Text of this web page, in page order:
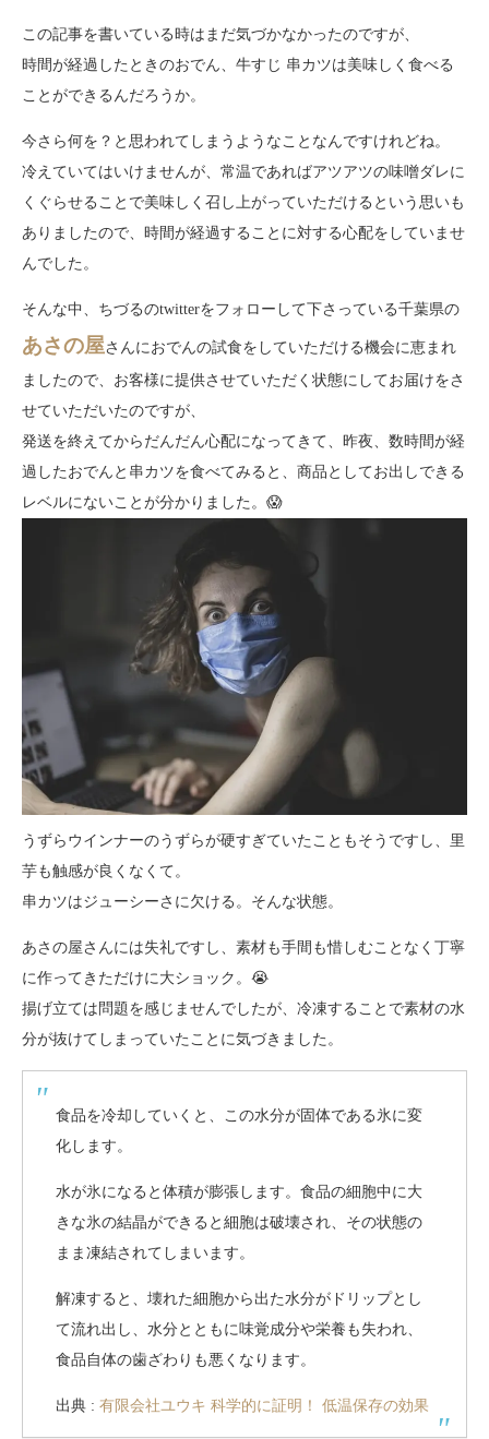
この記事を書いている時はまだ気づかなかったのですが、
時間が経過したときのおでん、牛すじ 串カツは美味しく食べる
ことができるんだろうか。
今さら何を？と思われてしまうようなことなんですけれどね。
冷えていてはいけませんが、常温であればアツアツの味噌ダレに
くぐらせることで美味しく召し上がっていただけるという思いも
ありましたので、時間が経過することに対する心配をしていませ
んでした。
そんな中、ちづるのtwitterをフォローして下さっている千葉県の
あさの屋さんにおでんの試食をしていただける機会に恵まれ
ましたので、お客様に提供させていただく状態にしてお届けをさ
せていただいたのですが、
発送を終えてからだんだん心配になってきて、昨夜、数時間が経
過したおでんと串カツを食べてみると、商品としてお出しできる
レベルにないことが分かりました。😱
うずらウインナーのうずらが硬すぎていたこともそうですし、里
芋も触感が良くなくて。
串カツはジューシーさに欠ける。そんな状態。
あさの屋さんには失礼ですし、素材も手間も惜しむことなく丁寧
に作ってきただけに大ショック。😭
揚げ立ては問題を感じませんでしたが、冷凍することで素材の水
分が抜けてしまっていたことに気づきました。
食品を冷却していくと、この水分が固体である氷に変
化します。
水が氷になると体積が膨張します。食品の細胞中に大
きな氷の結晶ができると細胞は破壊され、その状態の
まま凍結されてしまいます。
解凍すると、壊れた細胞から出た水分がドリップとし
て流れ出し、水分とともに味覚成分や栄養も失われ、
食品自体の歯ざわりも悪くなります。
出典 : 有限会社ユウキ 科学的に証明！ 低温保存の効果